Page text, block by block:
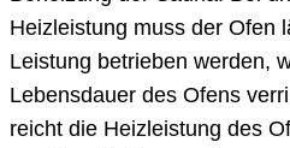
Heizleistung muss der Ofen
Leistung betrieben werden,
Lebensdauer des Ofens
reicht die Heizleistung des